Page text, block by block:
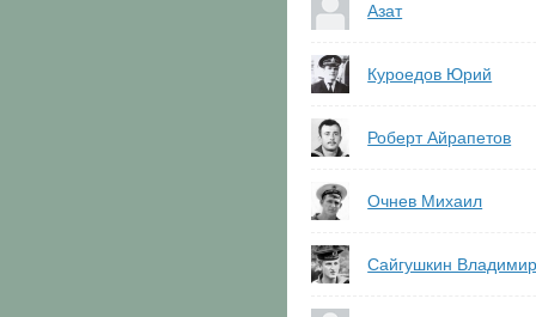
Азат
Куроедов Юрий
Роберт Айрапетов
Очнев Михаил
Сайгушкин